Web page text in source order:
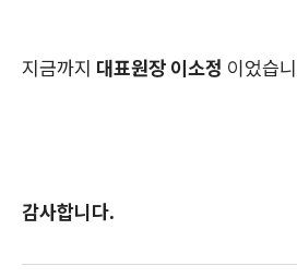
지금까지 대표원장 이소정 이었습
감사합니다.